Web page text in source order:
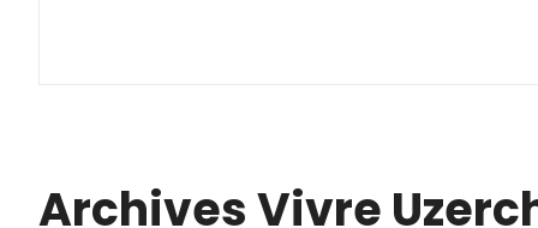
Archives Vivre